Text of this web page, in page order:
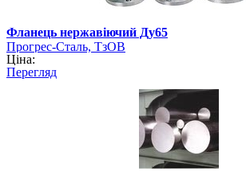
Фланець нержавіючий Ду65
Прогрес-Сталь, ТзОВ
Ціна:
Перегляд